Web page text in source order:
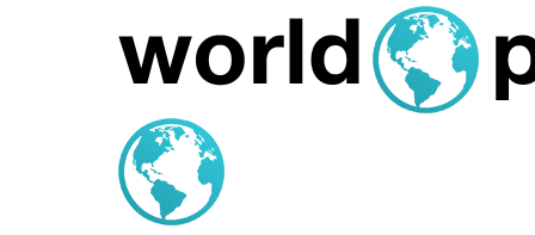
MARIUSZ ŁAMAGA 27.09.2025
Szybkie Przepisy Knorr na
Obiad: Ekspresowe Dania
i Pomysły